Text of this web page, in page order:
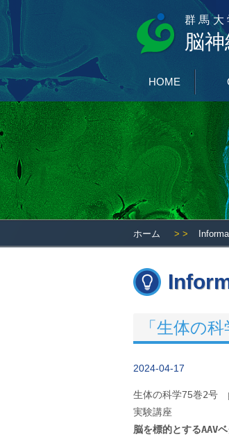
群馬
脳
HOME
ホーム > >
「生体の
2024-04-17
生体の科学75巻2号
脳を標的とするAAV